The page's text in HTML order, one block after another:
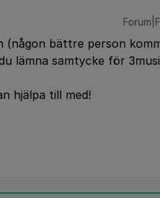
(någon bättre person
lämna samtycke för
hjälpa till med!